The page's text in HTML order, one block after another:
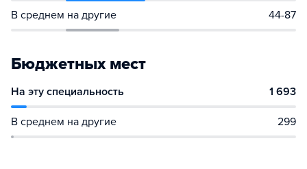
В среднем на другие 44-87
Бюджетных мест
На эту специальность 1 693
В среднем на другие 299